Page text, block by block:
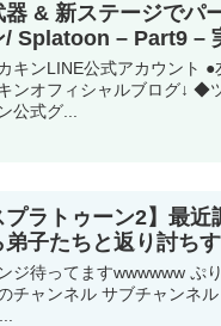
器 & 新ステージでパ
/ Splatoon – Part9 –
キンLINE公式アカウント
ンオフィシャルブログ↓ ◆
公式グ...
プラトゥーン2】最
弟子たちと返り討ち
ジ待ってますwwwwww ぷ
チャンネル サブチャンネ